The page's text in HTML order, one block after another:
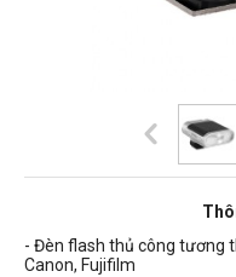
- Đèn flash thủ công tương
Canon, Fujifilm